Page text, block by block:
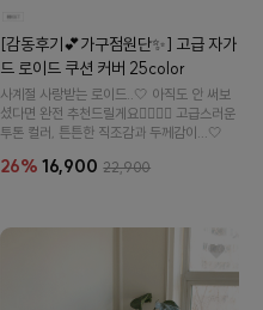
[감동후기💕가구점원단✨] 고급 자가
드 로이드 쿠션 커버 25color
사계절 사랑받는 로이드..🤍 아직도 안 써보
셨다면 완전 추천드릴게요👉🏻👈🏻 고급스러운
투톤 컬러, 튼튼한 직조감과 두께감이...🤍
26% 16,900 22,900